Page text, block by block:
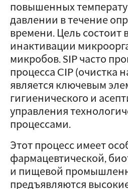
повышенных
давлении в течение
времени. Цель состоит
инактивации
микробов. SIP часто
процесса CIP (очистка
является ключевым
гигиенического и
управления
процессами.
Этот процесс имеет
фармацевтической,
и пищевой
предъявляются